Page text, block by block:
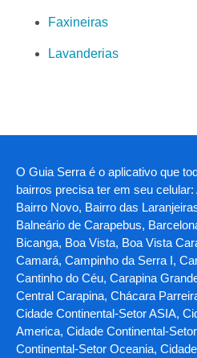
Faxineiras
Lavanderias
O Guia Serra é o aplicativo que
bairros precisa ter em seu
Bairro Novo, Bairro das
Balneário de Carapebus,
Bicanga, Boa Vista, Boa Vista
Camará, Campinho da Serra I,
Cantinho do Céu, Carapina
Central Carapina, Chácara
Cidade Continental-Setor ASIA,
America, Cidade Continental-
Continental-Setor Oceania,